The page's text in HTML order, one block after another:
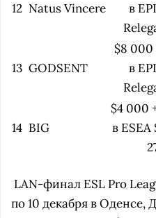
12 Natus Vincere
в
13 GODSENT
$8 000
в
14 BIG
$4 000
в ESEA
LAN-финал ESL Pro
по 10 декабря в